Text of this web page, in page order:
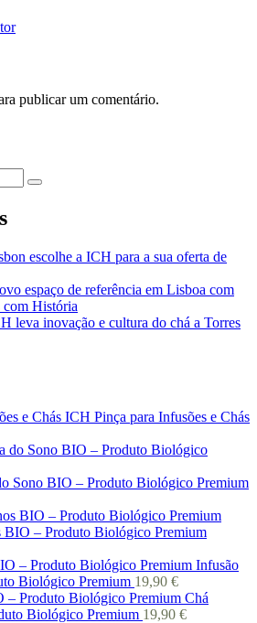
publicar um comentário.
escolhe a ICH para a sua oferta de
espaço de referência em Lisboa com
com História
leva inovação e cultura do chá a Torres
Pinça para Infusões e Chás
Sono BIO – Produto Biológico Premium
BIO – Produto Biológico Premium
Infusão
Biológico Premium 19,90 €
Chá
Biológico Premium 19,90 €